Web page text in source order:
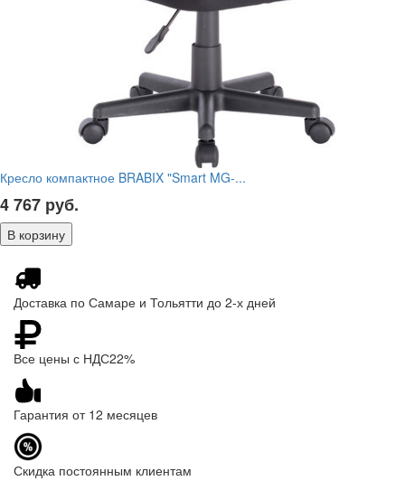
Кресло компактное BRABIX "Smart MG-...
4 767 руб.
Доставка по Самаре и Тольятти до 2-х дней
Все цены с НДС22%
Гарантия от 12 месяцев
Скидка постоянным клиентам